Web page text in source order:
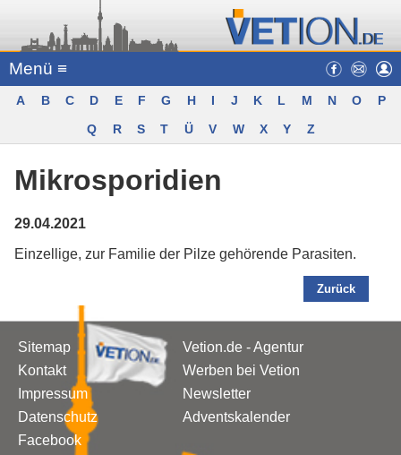
Menü ≡
A B C D E F G H I J K L M N O
P
Q
R S T Ü V W X Y Z
Mikrosporidien
29.04.2021
Einzellige, zur Familie der Pilze gehörende Parasiten.
Zurück
Sitemap
Kontakt
Impressum
Datenschutz
Facebook
Vetion.de - Agentur
Werben bei Vetion
Newsletter
Adventskalender